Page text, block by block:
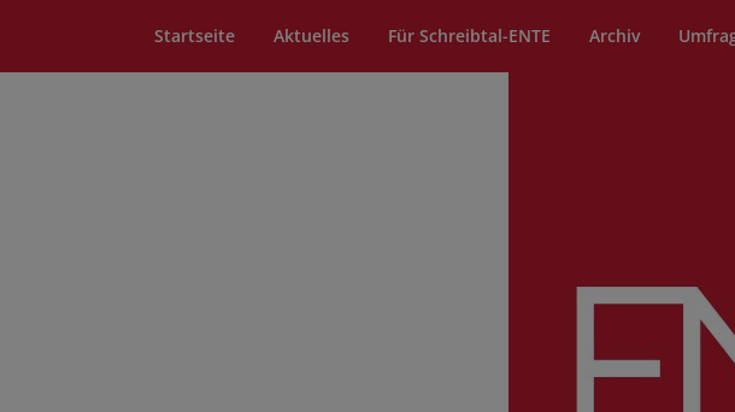
Startseite Aktuelles Für Schreibtal-ENTE Archiv